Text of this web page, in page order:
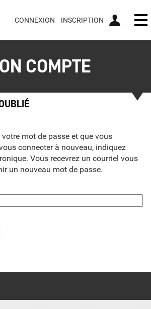
CONNEXION INSCRIPTION
COMPTE
mot de passe et que vous
connecter à nouveau, indiquez
Vous recevrez un courriel vous
un nouveau mot de passe.